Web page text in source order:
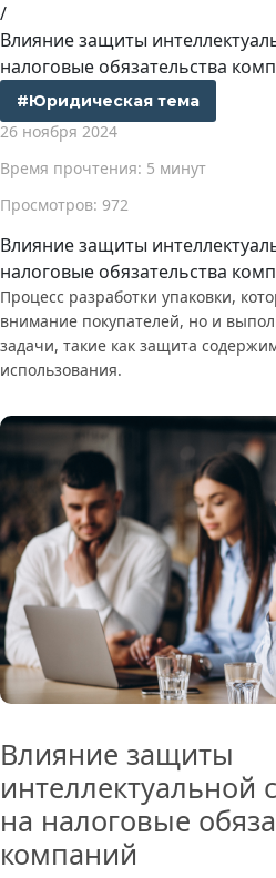
/
Влияние защиты
налоговые обязательства
#Юридическая тема
26 ноября 2024
Время прочтения: 5 минут
Просмотров: 972
Влияние защиты
налоговые обязательства
Процесс разработки упаковки,
внимание покупателей, но и
задачи, такие как защита
использования.
Влияние защиты
интеллектуальной
на налоговые
компаний